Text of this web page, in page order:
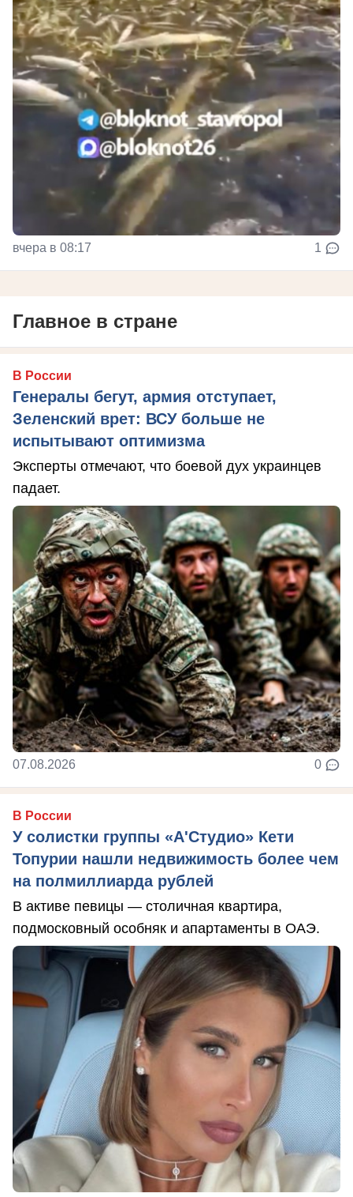
вчера в 08:17 1
Главное в стране
В России
Генералы бегут, армия отступает,
Зеленский врет: ВСУ больше не
испытывают оптимизма
Эксперты отмечают, что боевой дух украинцев
падает.
07.08.2026 0
В России
У солистки группы «А'Студио» Кети
Топурии нашли недвижимость более чем
на полмиллиарда рублей
В активе певицы — столичная квартира,
подмосковный особняк и апартаменты в ОАЭ.